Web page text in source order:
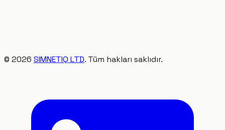
© 2026 SIMNETIQ LTD. Tüm hakları saklıdır.